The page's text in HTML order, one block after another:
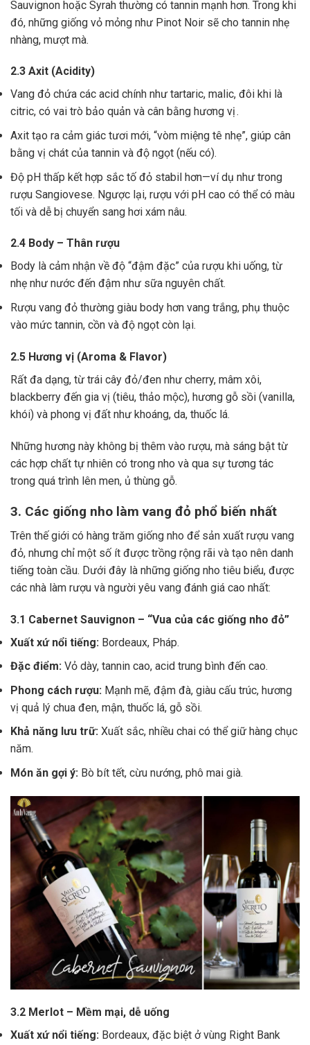
Sauvignon hoặc Syrah thường có tannin mạnh hơn. Trong khi
đó, những giống vỏ mỏng như Pinot Noir sẽ cho tannin nhẹ
nhàng, mượt mà.
2.3 Axit (Acidity)
Vang đỏ chứa các acid chính như tartaric, malic, đôi khi là
citric, có vai trò bảo quản và cân bằng hương vị .
Axit tạo ra cảm giác tươi mới, “vòm miệng tê nhẹ”, giúp cân
bằng vị chát của tannin và độ ngọt (nếu có).
Độ pH thấp kết hợp sắc tố đỏ stabil hơn—ví dụ như trong
rượu Sangiovese. Ngược lại, rượu với pH cao có thể có màu
tối và dễ bị chuyển sang hơi xám nâu.
2.4 Body – Thân rượu
Body là cảm nhận về độ “đậm đặc” của rượu khi uống, từ
nhẹ như nước đến đậm như sữa nguyên chất.
Rượu vang đỏ thường giàu body hơn vang trắng, phụ thuộc
vào mức tannin, cồn và độ ngọt còn lại.
2.5 Hương vị (Aroma & Flavor)
Rất đa dạng, từ trái cây đỏ/đen như cherry, mâm xôi,
blackberry đến gia vị (tiêu, thảo mộc), hương gỗ sồi (vanilla,
khói) và phong vị đất như khoáng, da, thuốc lá.
Những hương này không bị thêm vào rượu, mà sáng bật từ
các hợp chất tự nhiên có trong nho và qua sự tương tác
trong quá trình lên men, ủ thùng gỗ.
3. Các giống nho làm vang đỏ phổ biến nhất
Trên thế giới có hàng trăm giống nho để sản xuất rượu vang
đỏ, nhưng chỉ một số ít được trồng rộng rãi và tạo nên danh
tiếng toàn cầu. Dưới đây là những giống nho tiêu biểu, được
các nhà làm rượu và người yêu vang đánh giá cao nhất:
3.1 Cabernet Sauvignon – “Vua của các giống nho đỏ”
Xuất xứ nổi tiếng: Bordeaux, Pháp.
Đặc điểm: Vỏ dày, tannin cao, acid trung bình đến cao.
Phong cách rượu: Mạnh mẽ, đậm đà, giàu cấu trúc, hương
vị quả lý chua đen, mận, thuốc lá, gỗ sồi.
Khả năng lưu trữ: Xuất sắc, nhiều chai có thể giữ hàng chục
năm.
Món ăn gợi ý: Bò bít tết, cừu nướng, phô mai già.
3.2 Merlot – Mềm mại, dễ uống
Xuất xứ nổi tiếng: Bordeaux, đặc biệt ở vùng Right Bank